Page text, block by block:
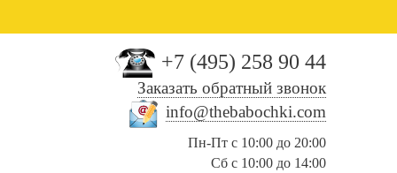
+7 (495) 258 90 44
Заказать обратный звонок
info@thebabochki.com
Пн-Пт с 10:00 до 20:00
Сб с 10:00 до 14:00